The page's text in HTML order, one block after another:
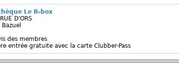
Le B-box
D'ORS
des membres
entrée gratuite avec la carte Clubber-Pass